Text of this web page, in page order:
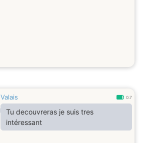
Valais 0.7
Tu decouvreras je suis tres
intéressant